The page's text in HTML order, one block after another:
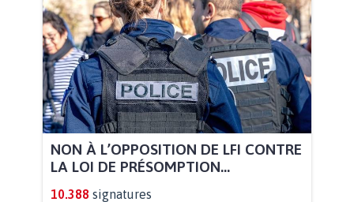
NON À L’OPPOSITION DE LFI CONTRE
LA LOI DE PRÉSOMPTION...
10.388 signatures